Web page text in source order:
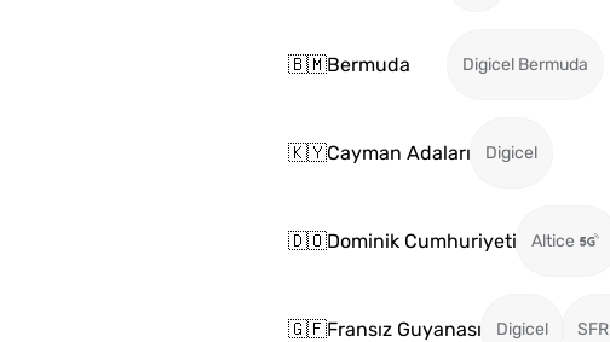
🇧🇲Bermuda Digicel Bermuda
🇰🇾Cayman Adaları Digicel
🇩🇴Dominik Cumhuriyeti Altice
🇬🇫Fransız Guyanası Digicel SFR